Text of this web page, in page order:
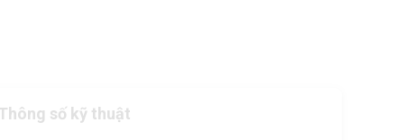
số kỹ thuật